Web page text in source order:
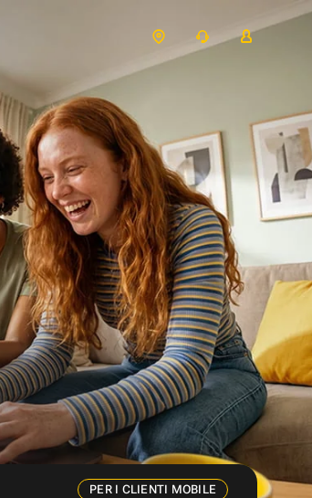
PER I CLIENTI MOBILE